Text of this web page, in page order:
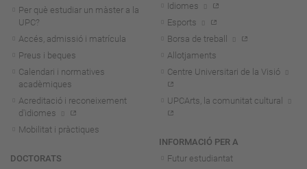
Per què estudiar un màster a la
UPC?
Accés, admissió i matrícula
Preus i beques
Calendari i normatives
acadèmiques
Acreditació i reconeixement
d'idiomes
Mobilitat i pràctiques
DOCTORATS
Idiomes
Esports
Borsa de treball
Allotjaments
Centre Universitari de la Visió
UPCArts, la comunitat cultural
INFORMACIÓ PER A
Futur estudiantat